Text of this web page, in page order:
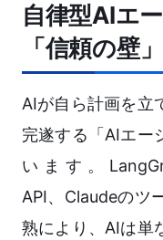
自律型AIエ
「信頼の壁
AIが自ら計画を立
完遂する「AIエー
います。
API、Claudeのツ
熟により、AIは単